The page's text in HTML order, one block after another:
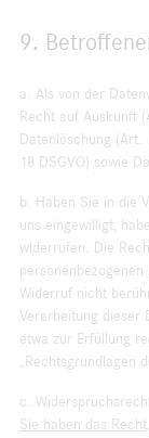
9.
a. Als von der
Recht auf Auskunft
Datenlöschung (Art.
18 DSGVO) sowie
b. Haben Sie in die
uns eingewilligt,
widerrufen. Die
Widerruf nicht
Verarbeitung dieser
etwa zur Erfüllung
„Rechtsgrundlagen
c.
Sie haben das